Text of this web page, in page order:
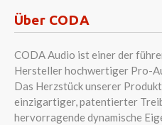
Über CODA
CODA Audio ist einer der
Hersteller hochwertiger Pro-
Das Herzstück unserer
einzigartiger, patentierter
hervorragende dynamische